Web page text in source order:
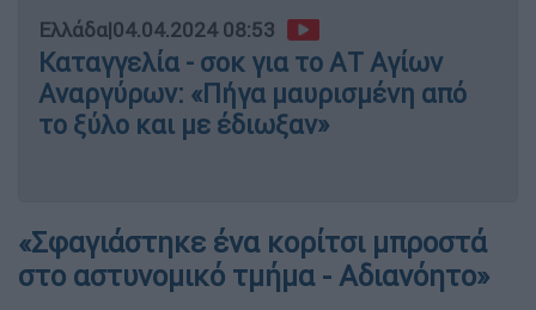
Ελλάδα|04.04.2024 08:53
Καταγγελία - σοκ για το ΑΤ Αγίων
Αναργύρων: «Πήγα μαυρισμένη από
το ξύλο και με έδιωξαν»
«Σφαγιάστηκε ένα κορίτσι μπροστά
στο αστυνομικό τμήμα - Αδιανόητο»